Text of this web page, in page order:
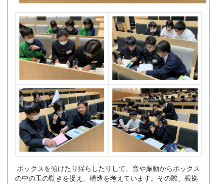
ボックスを傾けたり揺らしたりして、音や振動からボックス
の中の玉の動きを捉え、構造を考えています。その際、根拠